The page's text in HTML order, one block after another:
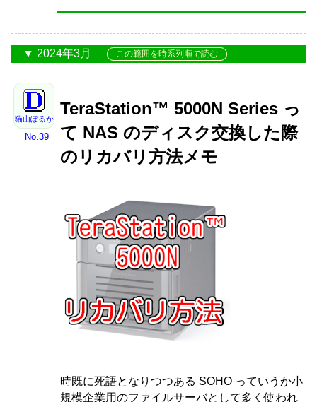
2024年3月 この範囲を時系列順で読む
猫山ぽるか
No.39
TeraStation™ 5000N Series っ
て NAS のディスク交換した際
のリカバリ方法メモ
時既に死語となりつつある SOHO っていうか小
規模企業用のファイルサーバとして多く使われ